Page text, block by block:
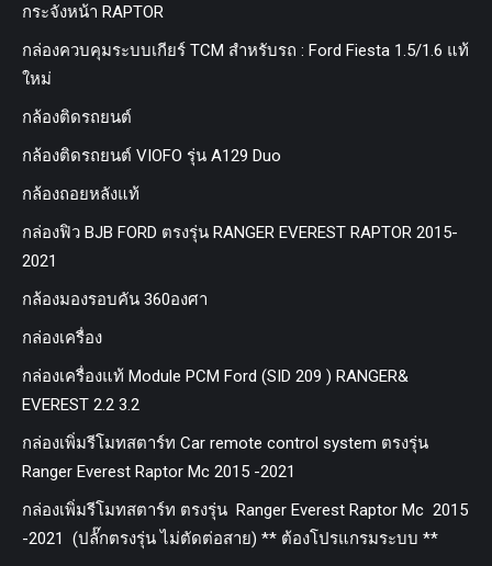
กระจังหน้า RAPTOR
กล่องควบคุมระบบเกียร์ TCM สำหรับรถ : Ford Fiesta 1.5/1.6 แท้
ใหม่
กล้องติดรถยนต์
กล้องติดรถยนต์ VIOFO รุ่น A129 Duo
กล้องถอยหลังแท้
กล่องฟิว BJB FORD ตรงรุ่น RANGER EVEREST RAPTOR 2015-
2021
กล้องมองรอบคัน 360องศา
กล่องเครื่อง
กล่องเครื่องแท้ Module PCM Ford (SID 209 ) RANGER&
EVEREST 2.2 3.2
กล่องเพิ่มรีโมทสตาร์ท Car remote control system ตรงรุ่น
Ranger Everest Raptor Mc 2015 -2021
กล่องเพิ่มรีโมทสตาร์ท ตรงรุ่น Ranger Everest Raptor Mc 2015
-2021 (ปลั๊กตรงรุ่น ไม่ตัดต่อสาย) ** ต้องโปรแกรมระบบ **